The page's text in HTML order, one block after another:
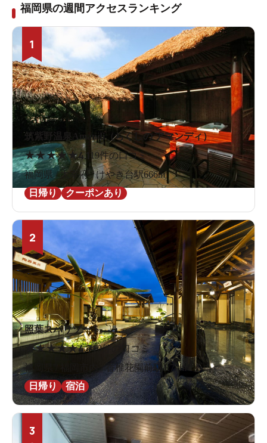
福岡県の週間アクセスランキング
1
筑紫野温泉Amandi（ちくしの アマンディ）
★★★★★4.1
19件の口コミ
福岡県 / 太宰府 / けやき台駅666m
日帰り
クーポンあり
2
照葉スパリゾート
★★★★★4.710件の口コミ
福岡県 / 福岡市内 / 香椎花園前駅1.7km
日帰り
宿泊
3